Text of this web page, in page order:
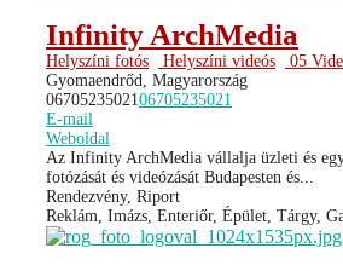
Infinity ArchMedia
Helyszíni fotós Helyszíni videós
05
Gyomaendrőd, Magyarország
06705235021 06705235021
E-mail
Weboldal
Az Infinity ArchMedia vállalja üzleti és
fotózását és videózását Budapesten és...
Rendezvény, Riport
Reklám, Imázs, Enteriőr, Épület, Tárgy,